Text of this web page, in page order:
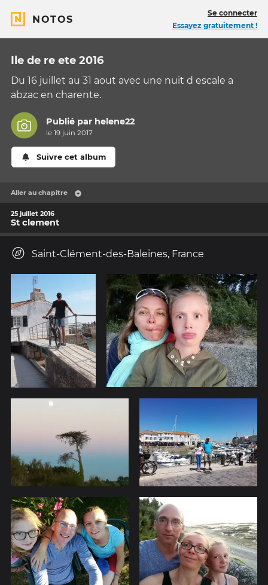
NOTOS
Se connecter
Essayez gratuitement !
Ile de re ete 2016
Du 16 juillet au 31 aout avec une nuit d escale a
abzac en charente.
Publié par helene22
le 19 juin 2017
Suivre cet album
Aller au chapitre
25 juillet 2016
St clement
Saint-Clément-des-Baleines, France